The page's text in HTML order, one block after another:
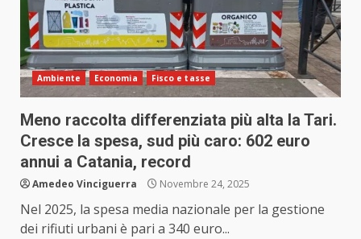
Ambiente Economia Fisco e tasse
Meno raccolta differenziata più alta la Tari.
Cresce la spesa, sud più caro: 602 euro
annui a Catania, record
Amedeo Vinciguerra Novembre 24, 2025
Nel 2025, la spesa media nazionale per la gestione
dei rifiuti urbani è pari a 340 euro...